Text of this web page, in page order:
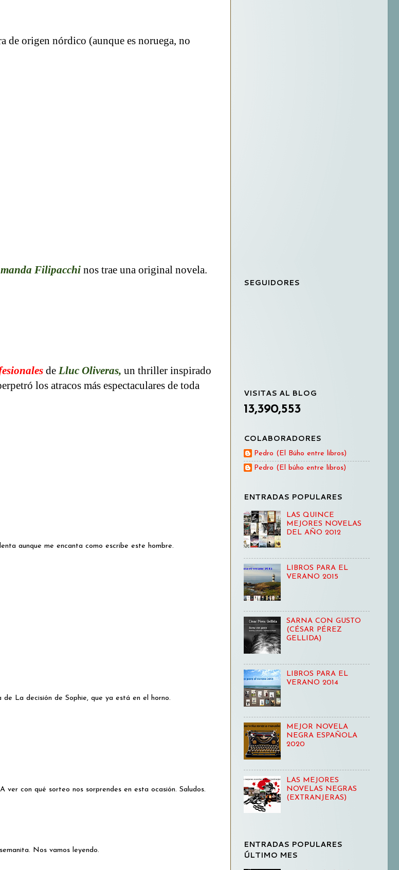
de origen nórdico (aunque es noruega, no
Filipacchinos trae una original novela.
de Lluc Oliveras, un thriller inspirado
los atracos más espectaculares de toda
aunque me encanta como escribe este hombre.
La decisión de Sophie, que ya está en el horno.
con qué sorteo nos sorprendes en esta ocasión. Saludos.
Nos vamos leyendo.
SEGUIDORES
VISITAS AL BLOG
13,390,553
COLABORADORES
Pedro (El Búho entre libros)
Pedro (El búho entre libros)
ENTRADAS POPULARES
LAS QUINCE
MEJORES NOVELAS
DEL AÑO 2012
LIBROS PARA EL
VERANO 2015
SARNA CON GUSTO
(CÉSAR PÉREZ
GELLIDA)
LIBROS PARA EL
VERANO 2014
MEJOR NOVELA
NEGRA ESPAÑOLA
2020
LAS MEJORES
NOVELAS NEGRAS
(EXTRANJERAS)
ENTRADAS POPULARES
ÚLTIMO MES